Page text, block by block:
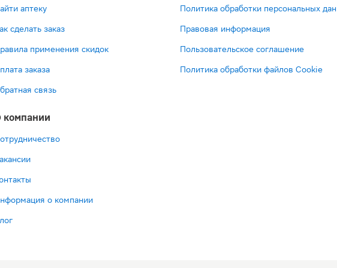
аптеку
сделать заказ
применения скидок
заказа
связь
компании
о компании
Политика обработки персональных
Правовая информация
Пользовательское соглашение
Политика обработки файлов Cookie